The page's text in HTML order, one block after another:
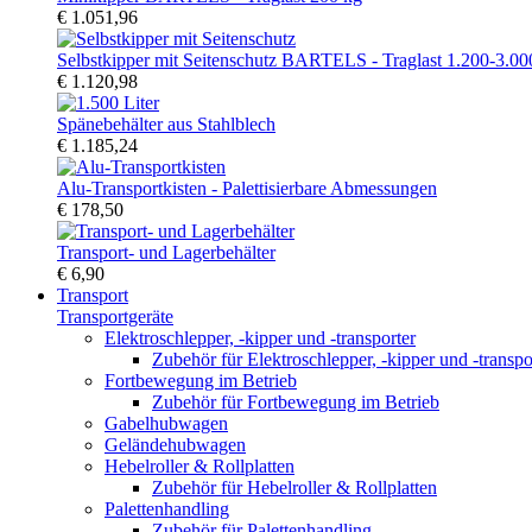
€ 1.051,96
Selbstkipper mit Seitenschutz BARTELS - Traglast 1.200-
€ 1.120,98
Spänebehälter aus Stahlblech
€ 1.185,24
Alu-Transportkisten - Palettisierbare Abmessungen
€ 178,50
Transport- und Lagerbehälter
€ 6,90
Transport
Transportgeräte
Elektroschlepper, -kipper und -transporter
Zubehör für Elektroschlepper, -kipper und -
Fortbewegung im Betrieb
Zubehör für Fortbewegung im Betrieb
Gabelhubwagen
Geländehubwagen
Hebelroller & Rollplatten
Zubehör für Hebelroller & Rollplatten
Palettenhandling